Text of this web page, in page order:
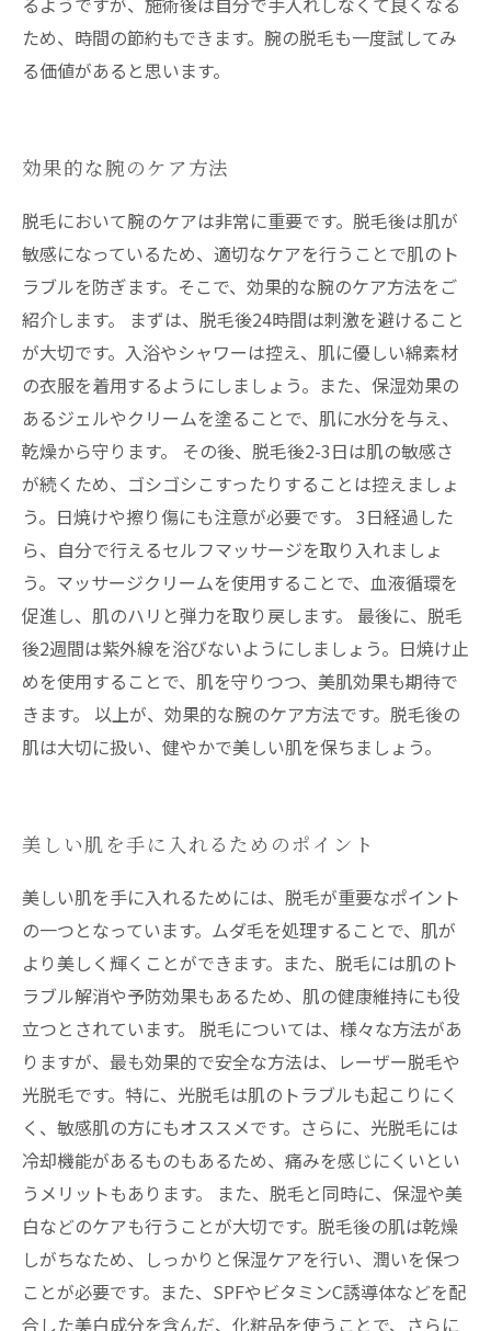
ため、時間の節約もできます。腕の脱毛も一度試してみ
る価値があると思います。
効果的な腕のケア方法
脱毛において腕のケアは非常に重要です。脱毛後は肌が
敏感になっているため、適切なケアを行うことで肌のト
ラブルを防ぎます。そこで、効果的な腕のケア方法をご
紹介します。 まずは、脱毛後24時間は刺激を避けること
が大切です。入浴やシャワーは控え、肌に優しい綿素材
の衣服を着用するようにしましょう。また、保湿効果の
あるジェルやクリームを塗ることで、肌に水分を与え、
乾燥から守ります。 その後、脱毛後2-3日は肌の敏感さ
が続くため、ゴシゴシこすったりすることは控えましょ
う。日焼けや擦り傷にも注意が必要です。 3日経過した
ら、自分で行えるセルフマッサージを取り入れましょ
う。マッサージクリームを使用することで、血液循環を
促進し、肌のハリと弾力を取り戻します。 最後に、脱毛
後2週間は紫外線を浴びないようにしましょう。日焼け止
めを使用することで、肌を守りつつ、美肌効果も期待で
きます。 以上が、効果的な腕のケア方法です。脱毛後の
肌は大切に扱い、健やかで美しい肌を保ちましょう。
美しい肌を手に入れるためのポイント
美しい肌を手に入れるためには、脱毛が重要なポイント
の一つとなっています。ムダ毛を処理することで、肌が
より美しく輝くことができます。また、脱毛には肌のト
ラブル解消や予防効果もあるため、肌の健康維持にも役
立つとされています。 脱毛については、様々な方法があ
りますが、最も効果的で安全な方法は、レーザー脱毛や
光脱毛です。特に、光脱毛は肌のトラブルも起こりにく
く、敏感肌の方にもオススメです。さらに、光脱毛には
冷却機能があるものもあるため、痛みを感じにくいとい
うメリットもあります。 また、脱毛と同時に、保湿や美
白などのケアも行うことが大切です。脱毛後の肌は乾燥
しがちなため、しっかりと保湿ケアを行い、潤いを保つ
ことが必要です。また、SPFやビタミンC誘導体などを配
合した美白成分を含んだ、化粧品を使うことで、さらに